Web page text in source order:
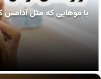
با موهایی که مثل